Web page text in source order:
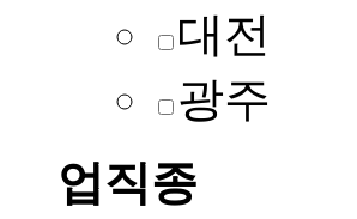
대전
광주
업직종